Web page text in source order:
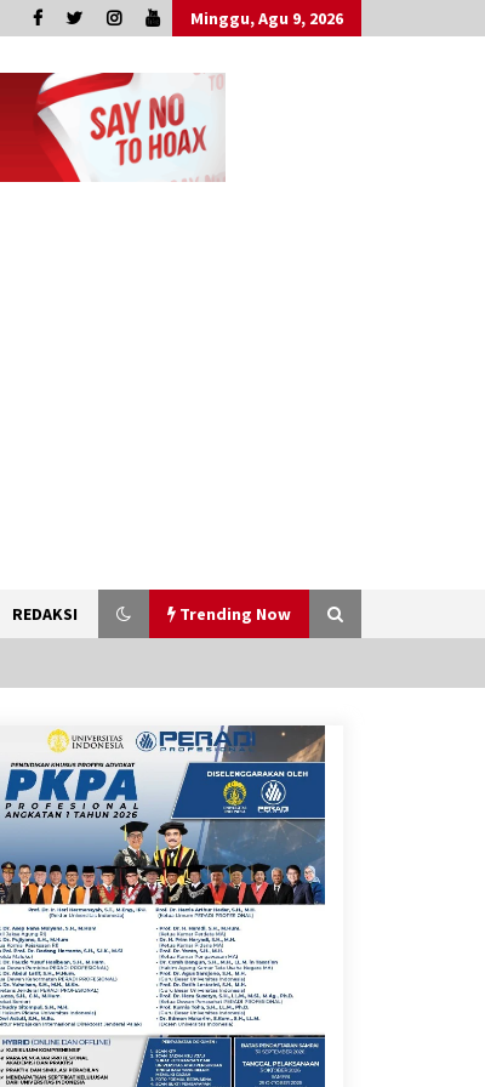
Minggu, Agu 9, 2026
REDAKSI Trending Now
Timnas Indonesia Diharapkan
Bangkit Usai Takluk dari
Vietnam di Piala AFF 2026
8 Agustus 2026
12 Coklat Terbaik dan Enak di
Pasaran
8 Agustus 2026
Festival Lembah Baliem